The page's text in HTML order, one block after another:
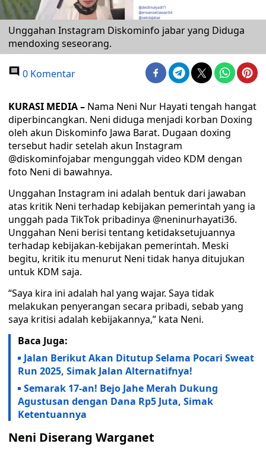
Unggahan Instagram Diskominfo jabar yang Diduga
mendoxing seseorang.
0 Komentar
KURASI MEDIA – Nama Neni Nur Hayati tengah hangat
diperbincangkan. Neni diduga menjadi korban Doxing
oleh akun Diskominfo Jawa Barat. Dugaan doxing
tersebut hadir setelah akun Instagram
@diskominfojabar mengunggah video KDM dengan
foto Neni di bawahnya.
Unggahan Instagram ini adalah bentuk dari jawaban
atas kritik Neni terhadap kebijakan pemerintah yang ia
unggah pada TikTok pribadinya @neninurhayati36.
Unggahan Neni berisi tentang ketidaksetujuannya
terhadap kebijakan-kebijakan pemerintah. Meski
begitu, kritik itu menurut Neni tidak hanya ditujukan
untuk KDM saja.
“Saya kira ini adalah hal yang wajar. Saya tidak
melakukan penyerangan secara pribadi, sebab yang
saya kritisi adalah kebijakannya,” kata Neni.
Baca Juga:
Jalan Berikut Akan Ditutup Selama Pocari Sweat
Run 2025, Simak Jalan Alternatifnya!
Semarak 17-an! Bejo Jahe Merah Dukung
Agustusan dengan Dana Rp5 Juta, Simak
Ketentuannya
Neni Diserang Warganet